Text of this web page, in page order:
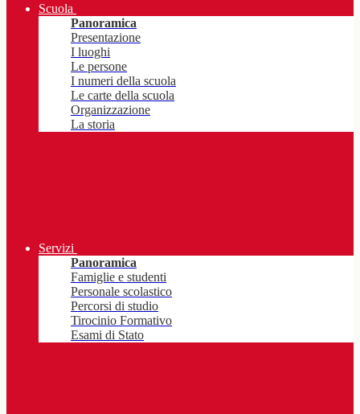
Scuola
Panoramica
Presentazione
I luoghi
Le persone
I numeri della scuola
Le carte della scuola
Organizzazione
La storia
Servizi
Panoramica
Famiglie e studenti
Personale scolastico
Percorsi di studio
Tirocinio Formativo
Esami di Stato